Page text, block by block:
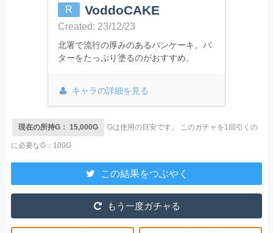
R VoddoCAKE
Created: 23/12/23
北署で流行の厚みのあるパンケーキ。バ
ターをたっぷり塗るのがおすすめ。
キャラの詳細を見る
現在の所持G： 15,000G Gは使用の目安です。 このガチャを1回引くの
に必要なG：100G
この結果をつぶやく
もう一度ガチャる